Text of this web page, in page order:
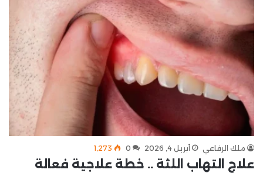
ملك الرفاعي أبريل 4, 2026 0 1٬273
علاج التهاب اللثة .. خطة علاجية فعالة